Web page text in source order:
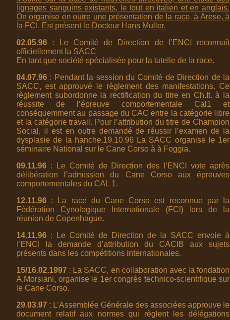
lignages sanguins existants, le tout en italien et en anglais.
On organise en outre une présentation de la race, à Arese, à
la FCI. Est présent le Docteur Hans Muller.
02.05.96 : Le Comité de Direction de l’ENCI reconnaît
officiellement la SACC
En tant que société spécialisée pour la tutelle de la race.
04.07.96 : Pendant la session du Comité de Direction de la
SACC, est approuvé le règlement des manifestations. Ce
règlement subordonne la rectification du titre en Ch.It. à la
réussite de l’épreuve comportementale Cal1 et
conséquemment au passage du CAC entre la catégorie libre
et la catégorie travail. Pour l’attribution du titre de Champion
Social, il est en outre demandé de réussir l’examen de la
dysplasie de la hanche.19.10.96 La SACC organise le 1er
séminaire National sur le Cane Corso à à Foggia.
09.11.96 : Le Comité de Direction des l’ENCI vote après
délibération l’admission du Cane Corso aux épreuves
comportementales du CAL 1.
12.11.96 : La race du Cane Corso est reconnue par la
Fédération Cynologique Internationale (FCI) lors de la
réunion de Copenhague.
14.11.96 : Le Comité de Direction de la SACC envoie à
l’ENCI la demande d’attribution du CACIB aux sujets
présents dans les compétitions internationales.
15/16.02.1997 : La SACC, en collaboration avec la fondation
A.Morsiani, organise le 1er congrès technico-scientifique sur
le Cane Corso.
29.03.97 : L’Assemblée Générale des associées approuve le
document relatif aux normes qui règlent les délégations